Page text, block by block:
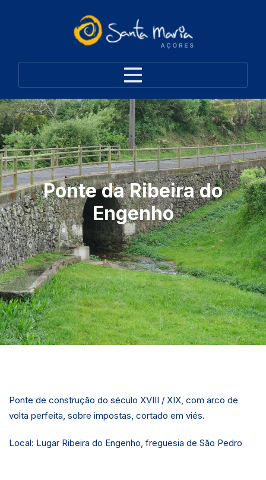
Ponte da Ribeira do
Engenho
Ponte de construção do século XVIII / XIX, com arco de
volta perfeita, sobre impostas, cortado em viés.
Local: Lugar Ribeira do Engenho, freguesia de São Pedro